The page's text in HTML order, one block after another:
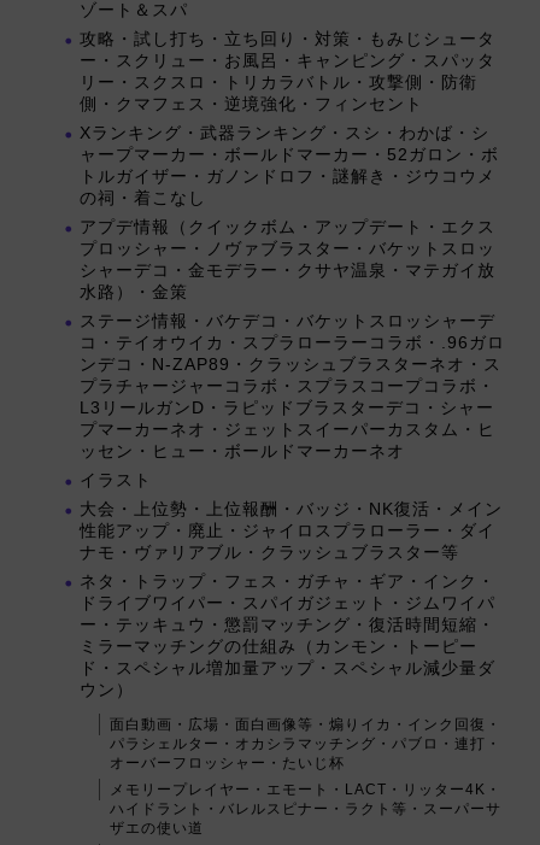
ゾート＆スパ
攻略・試し打ち・立ち回り・対策・もみじシュータ
ー・スクリュー・お風呂・キャンピング・スパッタ
リー・スクスロ・トリカラバトル・攻撃側・防衛
側・クマフェス・逆境強化・フィンセント
Xランキング・武器ランキング・スシ・わかば・シ
ャープマーカー・ボールドマーカー・52ガロン・ボ
トルガイザー・ガノンドロフ・謎解き・ジウコウメ
の祠・着こなし
アプデ情報（クイックボム・アップデート・エクス
プロッシャー・ノヴァブラスター・バケットスロッ
シャーデコ・金モデラー・クサヤ温泉・マテガイ放
水路）・金策
ステージ情報・バケデコ・バケットスロッシャーデ
コ・テイオウイカ・スプラローラーコラボ・.96ガロ
ンデコ・N-ZAP89・クラッシュブラスターネオ・ス
プラチャージャーコラボ・スプラスコープコラボ・
L3リールガンD・ラピッドブラスターデコ・シャー
プマーカーネオ・ジェットスイーパーカスタム・ヒ
ッセン・ヒュー・ボールドマーカーネオ
イラスト
大会・上位勢・上位報酬・バッジ・NK復活・メイン
性能アップ・廃止・ジャイロスプラローラー・ダイ
ナモ・ヴァリアブル・クラッシュブラスター等
ネタ・トラップ・フェス・ガチャ・ギア・インク・
ドライブワイパー・スパイガジェット・ジムワイパ
ー・テッキュウ・懲罰マッチング・復活時間短縮・
ミラーマッチングの仕組み（カンモン・トーピー
ド・スペシャル増加量アップ・スペシャル減少量ダ
ウン）
面白動画・広場・面白画像等・煽りイカ・インク回復・
パラシェルター・オカシラマッチング・パブロ・連打・
オーバーフロッシャー・たいじ杯
メモリープレイヤー・エモート・LACT・リッター4K・
ハイドラント・バレルスピナー・ラクト等・スーパーサ
ザエの使い道